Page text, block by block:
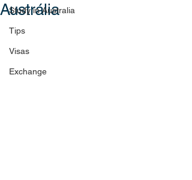
Study in Australia
Tips
Visas
Exchange
Austrália